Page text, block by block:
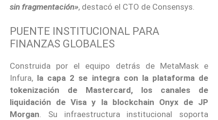
sin fragmentación», destacó el CTO de Consensys.
PUENTE INSTITUCIONAL PARA
FINANZAS GLOBALES
Construida por el equipo detrás de MetaMask e
Infura, la capa 2 se integra con la plataforma de
tokenización de Mastercard, los canales de
liquidación de Visa y la blockchain Onyx de JP
Morgan. Su infraestructura institucional soporta